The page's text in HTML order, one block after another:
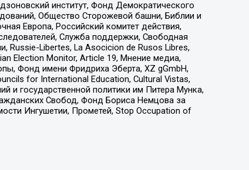
институт, Фонд Демократического
Общество Сторожевой башни, Библии и
Европа, Российский комитет действия,
Служба поддержки, Свободная
Libertes, La Asocicion de Rusos Libres,
Election Monitor, Article 19, Мнение медиа,
Фонд имени Фридриха Эберта, XZ gGmbH,
for International Education, Cultural Vistas,
и государственной политики им Питера Мунка,
Свобод, Фонд Бориса Немцова за
Ингушетии, Прометей, Stop Occupation of